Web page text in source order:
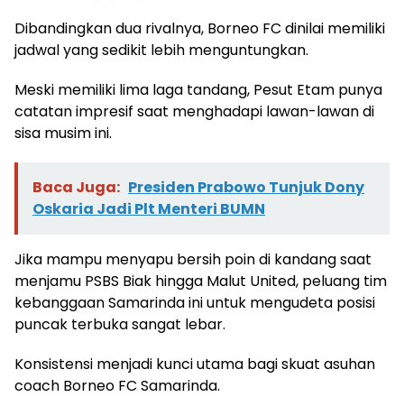
Dibandingkan dua rivalnya, Borneo FC dinilai memiliki
jadwal yang sedikit lebih menguntungkan.
Meski memiliki lima laga tandang, Pesut Etam punya
catatan impresif saat menghadapi lawan-lawan di
sisa musim ini.
Baca Juga: Presiden Prabowo Tunjuk Dony
Oskaria Jadi Plt Menteri BUMN
Jika mampu menyapu bersih poin di kandang saat
menjamu PSBS Biak hingga Malut United, peluang tim
kebanggaan Samarinda ini untuk mengudeta posisi
puncak terbuka sangat lebar.
Konsistensi menjadi kunci utama bagi skuat asuhan
coach Borneo FC Samarinda.